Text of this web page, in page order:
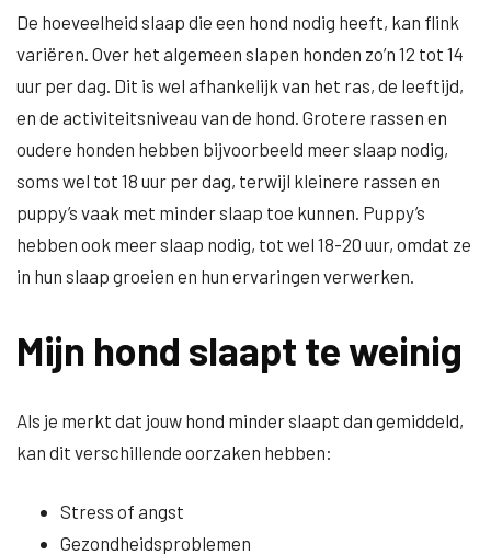
De hoeveelheid slaap die een hond nodig heeft, kan flink
variëren. Over het algemeen slapen honden zo’n 12 tot 14
uur per dag. Dit is wel afhankelijk van het ras, de leeftijd,
en de activiteitsniveau van de hond. Grotere rassen en
oudere honden hebben bijvoorbeeld meer slaap nodig,
soms wel tot 18 uur per dag, terwijl kleinere rassen en
puppy’s vaak met minder slaap toe kunnen. Puppy’s
hebben ook meer slaap nodig, tot wel 18-20 uur, omdat ze
in hun slaap groeien en hun ervaringen verwerken.
Mijn hond slaapt te weinig
Als je merkt dat jouw hond minder slaapt dan gemiddeld,
kan dit verschillende oorzaken hebben:
Stress of angst
Gezondheidsproblemen